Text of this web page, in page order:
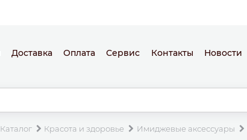
Доставка Оплата Сервис Контакты Новости
Каталог Красота и здоровье Имиджевые аксессуары